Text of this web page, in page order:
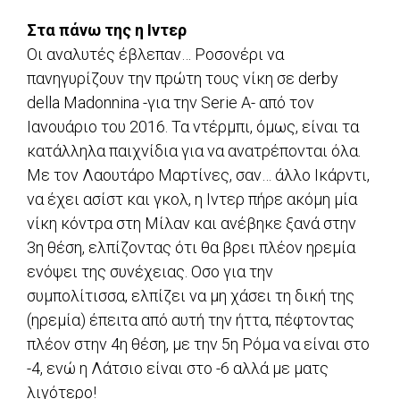
Στα πάνω της η Ιντερ
Οι αναλυτές έβλεπαν… Ροσονέρι να
πανηγυρίζουν την πρώτη τους νίκη σε derby
della Madonnina -για την Serie A- από τον
Ιανουάριο του 2016. Τα ντέρμπι, όμως, είναι τα
κατάλληλα παιχνίδια για να ανατρέπονται όλα.
Με τον Λαουτάρο Μαρτίνες, σαν… άλλο Ικάρντι,
να έχει ασίστ και γκολ, η Ιντερ πήρε ακόμη μία
νίκη κόντρα στη Μίλαν και ανέβηκε ξανά στην
3η θέση, ελπίζοντας ότι θα βρει πλέον ηρεμία
ενόψει της συνέχειας. Οσο για την
συμπολίτισσα, ελπίζει να μη χάσει τη δική της
(ηρεμία) έπειτα από αυτή την ήττα, πέφτοντας
πλέον στην 4η θέση, με την 5η Ρόμα να είναι στο
-4, ενώ η Λάτσιο είναι στο -6 αλλά με ματς
λιγότερο!